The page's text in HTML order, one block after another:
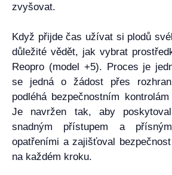
zvyšovat.
Když přijde čas užívat si plodů
důležité vědět, jak vybrat
Reopro (model +5). Proces je
se jedná o žádost přes
podléhá bezpečnostním
Je navržen tak, aby
snadným přístupem a
opatřeními a zajišťoval
na každém kroku.